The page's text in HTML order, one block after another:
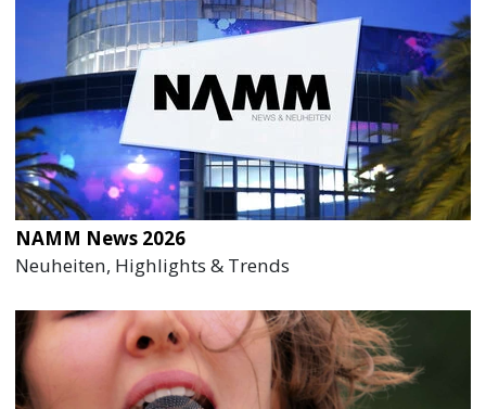
NAMM News 2026
Neuheiten, Highlights & Trends